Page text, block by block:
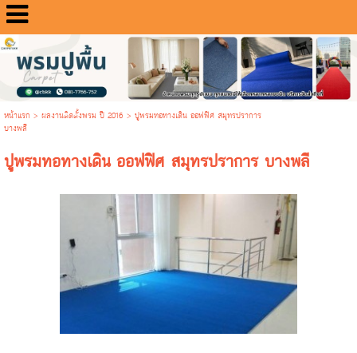
หน้าแรก > ผลงานติดตั้งพรม ปี 2016 > ปูพรมทอทางเดิน ออฟฟิศ สมุทรปราการ
บางพลี
ปูพรมทอทางเดิน ออฟฟิศ สมุทรปราการ บางพลี